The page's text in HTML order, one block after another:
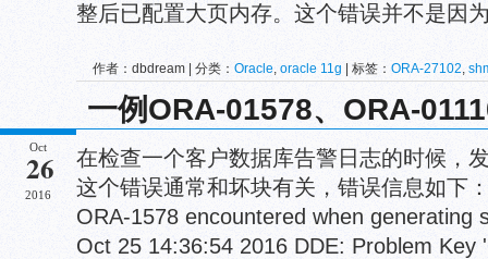
整后已配置大页内存。这个错误并不是因
作者：dbdream | 分类： Oracle, oracle 11g | 标签： ORA-27102,
一例ORA-01578、ORA-
Oct
26
2016
在检查一个客户数据库告警日志的时候，
这个错误通常和坏块有关，错误信息如下
ORA-1578 encountered when generating
Oct 25 14:36:54 2016 DDE: Problem Key